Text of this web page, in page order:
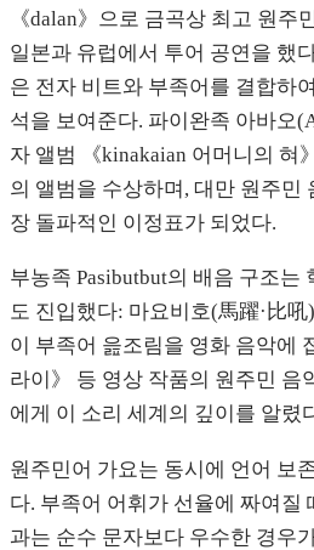
《dalan》으로 금곡상 최고 원주
일본과 유럽에서 투어 공연을 했
은 전자 비트와 부족어를 결합하
석을 보여준다. 파이완족 아바오
자 앨범 《kinakaian 어머니의 혀
의 앨범을 수상하며, 대만 원주민
장 돌파적인 이정표가 되었다.
부농족 Pasibutbut의 배음 구조는
도 진입했다: 마요비호(馬躍·比
이 부족어 읊조림을 영화 음악에
라이》 등 영상 작품의 원주민 음
에게 이 소리 세계의 깊이를 알렸
원주민어 가요는 동시에 언어 보
다. 부족어 어휘가 선율에 짜여질
과는 순수 문자보다 우수한 경우